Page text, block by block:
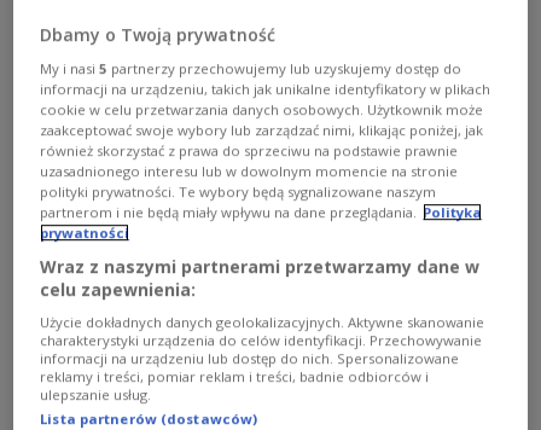
Dziś w audycji: "Mija Tydzień" czyli przegląd
najważniejszych wydarzeń politycznych
tygodnia. Działalność Fundacji MEAKULTURA,
jednej z najważniejszych polskich organizacji
pozarządowych, która zrzesza ekspertów z
sektora kultury muzycznej, dziennikarzy i
artystów. Podstawę działań fundacji
MEAKULTURA tworzy triada
Muzyka/Edukacja/Artyści. Rozmowa z Marleną
Wieczorek. W Warszawie trwa akcja pomocy
nurogęsiom, które co roku wędrują z Łazienek
Dbamy o Twoją prywatność
My i nasi5 partnerzy przechowujemy lub uzyskujemy dostęp do
informacji na urządzeniu, takich jak unikalne identyfikatory w plikach
cookie w celu przetwarzania danych osobowych. Użytkownik może
zaakceptować swoje wybory lub zarządzać nimi, klikając poniżej, jak
również skorzystać z prawa do sprzeciwu na podstawie prawnie
uzasadnionego interesu lub w dowolnym momencie na stronie
polityki prywatności. Te wybory będą sygnalizowane naszym
partnerom i nie będą miały wpływu na dane przeglądania. Polityka
prywatności
Wraz z naszymi partnerami przetwarzamy dane w
celu zapewnienia:
Użycie dokładnych danych geolokalizacyjnych. Aktywne skanowanie
charakterystyki urządzenia do celów identyfikacji. Przechowywanie
informacji na urządzeniu lub dostęp do nich. Spersonalizowane
reklamy i treści, pomiar reklam i treści, badnie odbiorców i
ulepszanie usług.
Lista partnerów (dostawców)